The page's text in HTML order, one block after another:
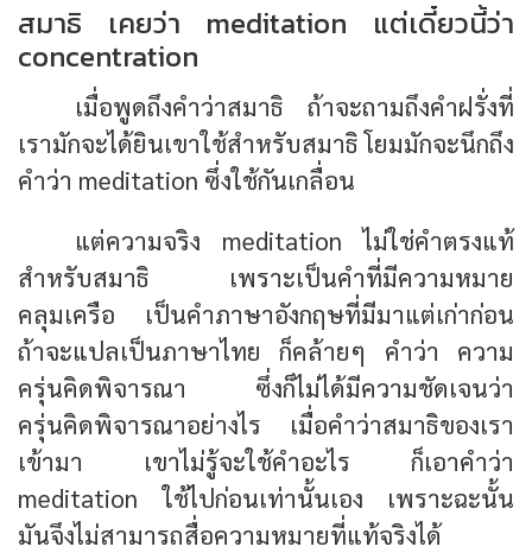
สมาธิ เคยว่า meditation แต่เดี๋ยวนี้ว่า
concentration
เมื่อพูดถึงคำว่าสมาธิ ถ้าจะถามถึงคำฝรั่งที่
เรามักจะได้ยินเขาใช้สำหรับสมาธิ โยมมักจะนึกถึง
คำว่า meditation ซึ่งใช้กันเกลื่อน
แต่ความจริง meditation ไม่ใช่คำตรงแท้
สำหรับสมาธิ เพราะเป็นคำที่มีความหมาย
คลุมเครือ เป็นคำภาษาอังกฤษที่มีมาแต่เก่าก่อน
ถ้าจะแปลเป็นภาษาไทย ก็คล้ายๆ คำว่า ความ
ครุ่นคิดพิจารณา ซึ่งก็ไม่ได้มีความชัดเจนว่า
ครุ่นคิดพิจารณาอย่างไร เมื่อคำว่าสมาธิของเรา
เข้ามา เขาไม่รู้จะใช้คำอะไร ก็เอาคำว่า
meditation ใช้ไปก่อนเท่านั้นเอง เพราะฉะนั้น
มันจึงไม่สามารถสื่อความหมายที่แท้จริงได้